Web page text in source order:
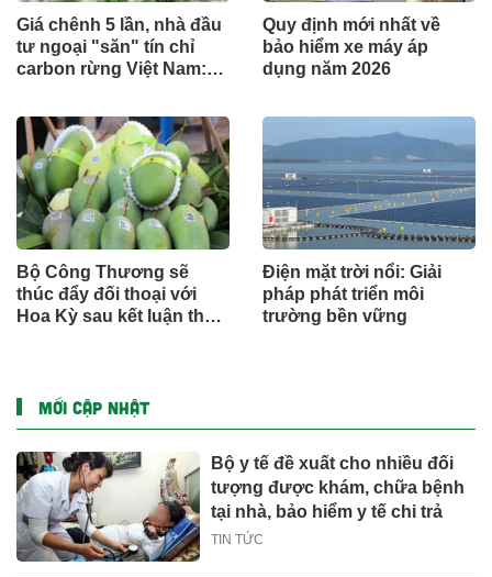
Giá chênh 5 lần, nhà đầu
tư ngoại "săn" tín chỉ
carbon rừng Việt Nam:
Quy định mới nhất về
bảo hiểm xe máy áp
dụng năm 2026
Bộ Công Thương sẽ
thúc đẩy đối thoại với
Hoa Kỳ sau kết luận thuế
Điện mặt trời nổi: Giải
pháp phát triển môi
trường bền vững
MỚI CẬP NHẬT
Bộ y tế đề xuất cho nhiều đối
tượng được khám, chữa bệnh
tại nhà, bảo hiểm y tế chi trả
TIN TỨC